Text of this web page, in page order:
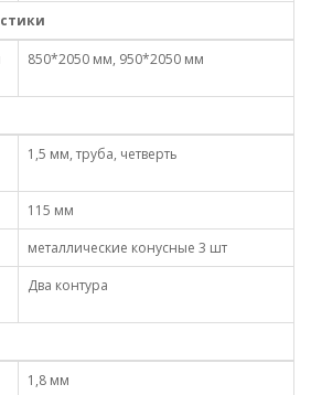
850*2050 мм, 950*2050 мм
1,5 мм, труба, четверть
115 мм
металлические конусные 3 шт
Два контура
1,8 мм